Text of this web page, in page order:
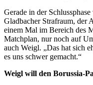
Gerade in der
Gladbacher Strafraum, der
einem Mal im Bereich des
Matchplan, nur noch auf
auch Weigl. „Das hat sich
es uns schwer gemacht.“
Weigl will den Borussia-